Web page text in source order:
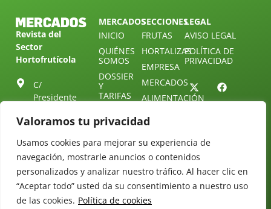
Valoramos tu privacidad
Usamos cookies para mejorar su experiencia de
navegación, mostrarle anuncios o contenidos
personalizados y analizar nuestro tráfico. Al hacer clic en
“Aceptar todo” usted da su consentimiento a nuestro uso
de las cookies. Política de cookies
Revista del
Sector
Hortofrutícola
C/
Presidente
10.
Sevilla.
ESPAÑA
Tel: (+34) 954
25 88 51
MERCADOS
INICIO
QUIÉNES
SOMOS
DOSSIER
Y
TARIFAS
NEWSLETTER
SUSCRIPCIÓN
ÚNETE A
NUESTRO
TELEGRAM
SECCIONES
FRUTAS
HORTALIZAS
EMPRESA
MERCADOS
ALIMENTACIÓN
30
DIRECTORIO
LEGAL
AVISO LEGAL
POLÍTICA DE
PRIVACIDAD
Diseño web:
Starenlared